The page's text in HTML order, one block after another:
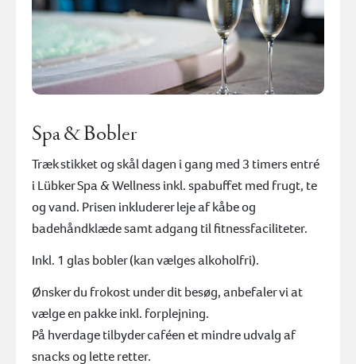
Spa & Bobler
Træk stikket og skål dagen i gang med 3 timers entré
i Lübker Spa & Wellness inkl. spabuffet med frugt, te
og vand. Prisen inkluderer leje af kåbe og
badehåndklæde samt adgang til fitnessfaciliteter.
Inkl. 1 glas bobler (kan vælges alkoholfri).
Ønsker du frokost under dit besøg, anbefaler vi at
vælge en pakke inkl. forplejning.
På hverdage tilbyder caféen et mindre udvalg af
snacks og lette retter.